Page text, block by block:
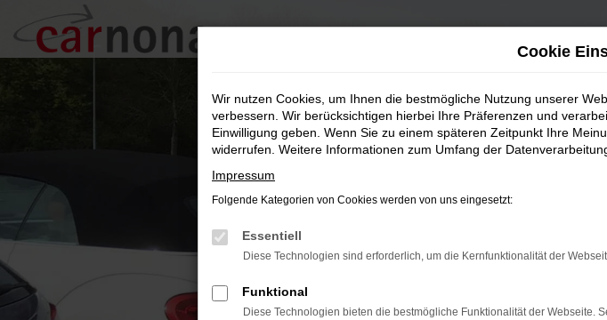
Zum
Hauptinhalt
springen
Cookie
Wir nutzen Cookies, um Ihnen die bestmögliche Nutzung unserer
verbessern. Wir berücksichtigen hierbei Ihre Präferenzen und
Einwilligung geben. Wenn Sie zu einem späteren Zeitpunkt Ihre
widerrufen. Weitere Informationen zum Umfang der
Impressum
Folgende Kategorien von Cookies werden von uns eingesetzt:
Essentiell
Diese Technologien sind erforderlich, um die Kernfunktionalität der
Funktional
Diese Technologien bieten die bestmögliche Funktionalität der Webseite.